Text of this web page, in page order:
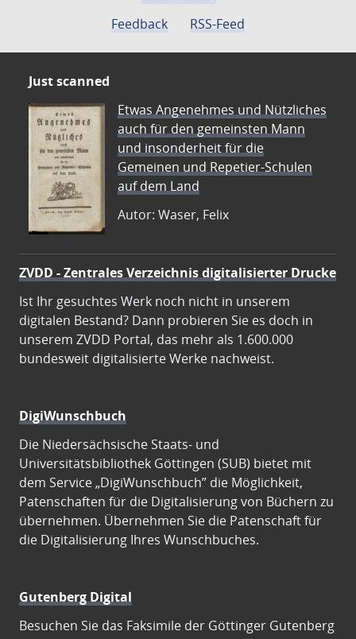
Feedback
RSS-Feed
Just scanned
Etwas Angenehmes und Nützliches
auch für den gemeinsten Mann
und insonderheit für die
Gemeinen und Repetier-Schulen
auf dem Land
Autor: Waser, Felix
ZVDD - Zentrales Verzeichnis digitalisierter Drucke
Ist Ihr gesuchtes Werk noch nicht in unserem
digitalen Bestand? Dann probieren Sie es doch in
unserem ZVDD Portal, das mehr als 1.600.000
bundesweit digitalisierte Werke nachweist.
DigiWunschbuch
Die Niedersächsische Staats- und
Universitätsbibliothek Göttingen (SUB) bietet mit
dem Service „DigiWunschbuch” die Möglichkeit,
Patenschaften für die Digitalisierung von Büchern zu
übernehmen. Übernehmen Sie die Patenschaft für
die Digitalisierung Ihres Wunschbuches.
Gutenberg Digital
Besuchen Sie das Faksimile der Göttinger Gutenberg